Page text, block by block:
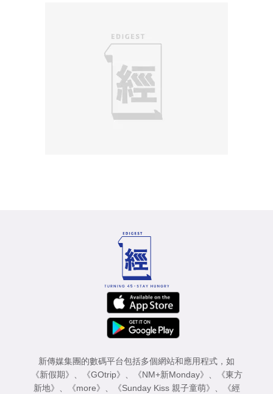
新傳媒集團的數碼平台包括多個網站和應用程式，如
《新假期》 、 《GOtrip》 、 《NM+新Monday》 、
《東方
新地》 、 《more》 、 《Sunday Kiss 親子童萌》 、
《經